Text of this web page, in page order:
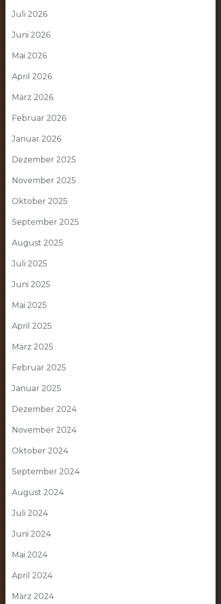
Juli 2026
Juni 2026
Mai 2026
April 2026
März 2026
Februar 2026
Januar 2026
Dezember 2025
November 2025
Oktober 2025
September 2025
August 2025
Juli 2025
Juni 2025
Mai 2025
April 2025
März 2025
Februar 2025
Januar 2025
Dezember 2024
November 2024
Oktober 2024
September 2024
August 2024
Juli 2024
Juni 2024
Mai 2024
April 2024
März 2024